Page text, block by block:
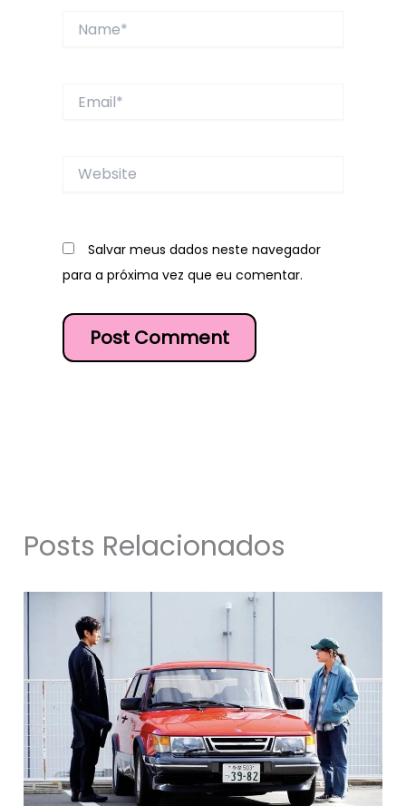
Website
Salvar meus dados neste navegador
para a próxima vez que eu comentar.
Posts Relacionados